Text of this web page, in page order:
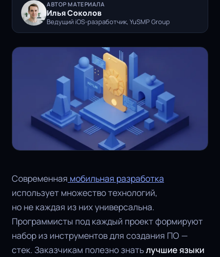
АВТОР МАТЕРИАЛА
Илья Соколов
Ведущий iOS-разработчик, YuSMP Group
Современная мобильная разработка
использует множество технологий,
но не каждая из них универсальна.
Программисты под каждый проект формируют
набор из инструментов для создания ПО —
стек. Заказчикам полезно знатьлучшие языки